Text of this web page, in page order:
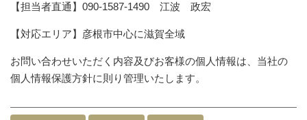
【担当者直通】090-1587-1490 江波 政宏
【対応エリア】彦根市中心に滋賀全域
お問い合わせいただく内容及びお客様の個人情報は、当社の
個人情報保護方針に則り管理いたします。